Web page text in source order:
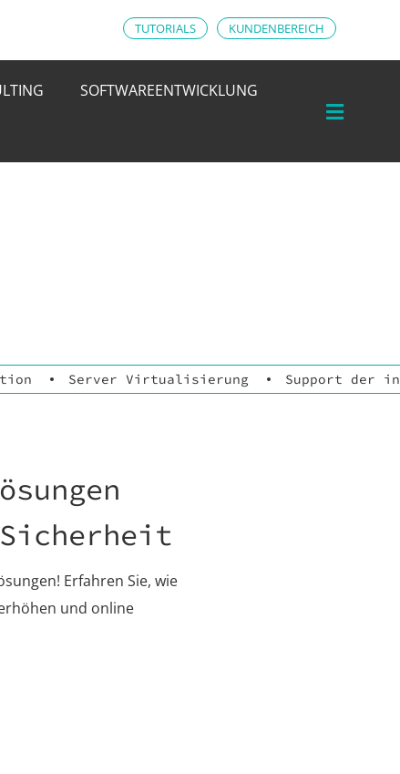
TUTORIALS KUNDENBEREICH
SOFTWAREENTWICKLUNG
Server Virtualisierung Support der
Erfahren Sie, wie
und online